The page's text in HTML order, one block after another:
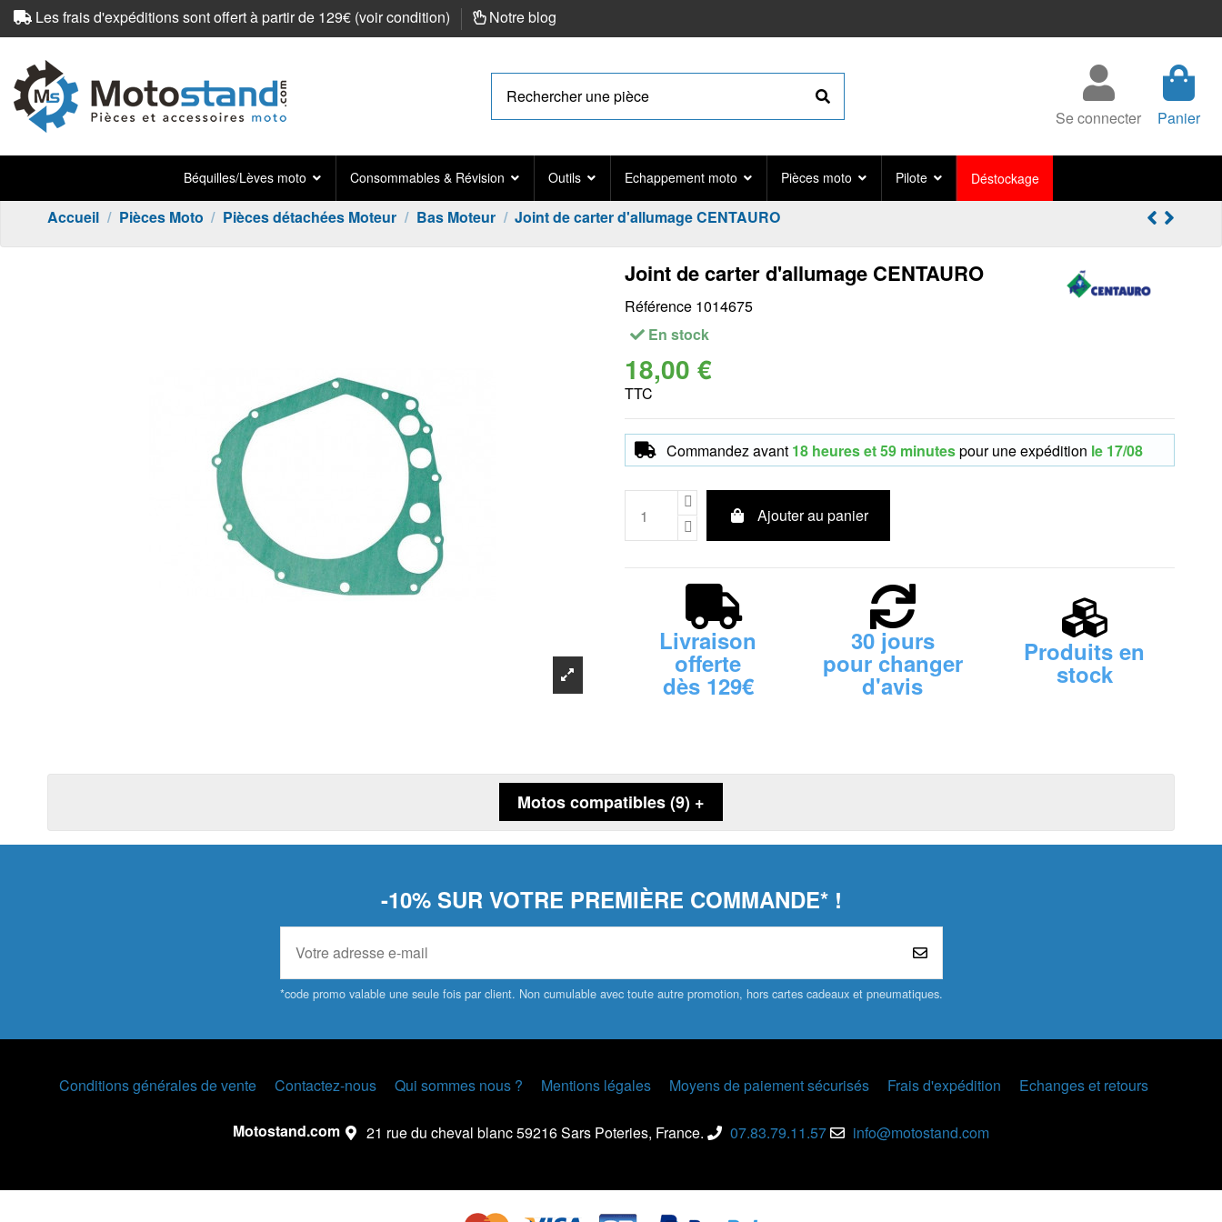
Les frais d'expéditions sont offert à partir de 129€ (voir condition) Notre blog
Se connecter Panier
Béquilles/Lèves moto Consommables & Révision Outils Echappement moto Pièces moto Pilote Déstockage
Accueil Pièces Moto Pièces détachées Moteur Bas Moteur Joint de carter d'allumage CENTAURO
Joint de carter d'allumage CENTAURO
Référence 1014675
En stock
18,00 €
TTC
Commandez avant 18 heures et 59 minutespour une expédition le 17/08
Ajouter au panier
Livraison
offerte
dès 129€
30 jours
pour changer
d'avis
Produits en
stock
Motos compatibles (9) +
-10% SUR VOTRE PREMIÈRE COMMANDE* !
*code promo valable une seule fois par client. Non cumulable avec toute autre promotion, hors cartes cadeaux et pneumatiques.
Conditions générales de vente Contactez-nous Qui sommes nous ? Mentions légales Moyens de paiement sécurisés Frais d'expédition Echanges et retours
Motostand.com 21 rue du cheval blanc 59216 Sars Poteries, France. 07.83.79.11.57 info@motostand.com